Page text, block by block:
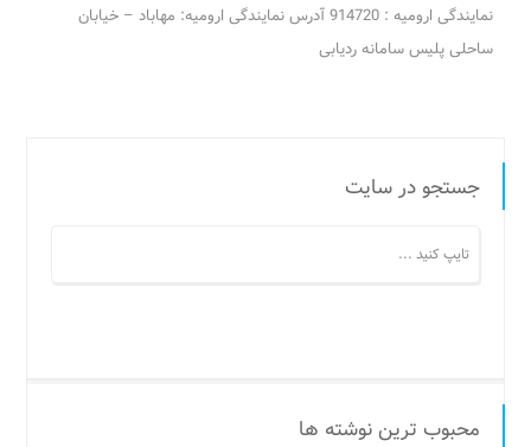
نمایندگی ارومیه : 914720 آدرس نمایندگی ارومیه: مهاباد – خیابان
ساحلی پلیس سامانه ردیابی
جستجو در سایت
محبوب ترین نوشته ها